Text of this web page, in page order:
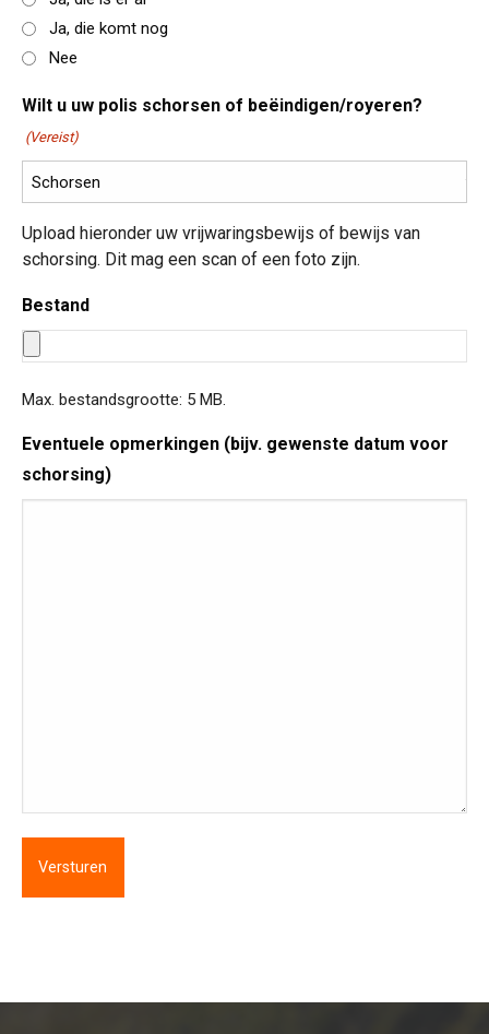
Ja, die komt nog
Nee
Wilt u uw polis schorsen of beëindigen/royeren?
(Vereist)
Upload hieronder uw vrijwaringsbewijs of bewijs van
schorsing. Dit mag een scan of een foto zijn.
Bestand
Max. bestandsgrootte: 5 MB.
Eventuele opmerkingen (bijv. gewenste datum voor
schorsing)